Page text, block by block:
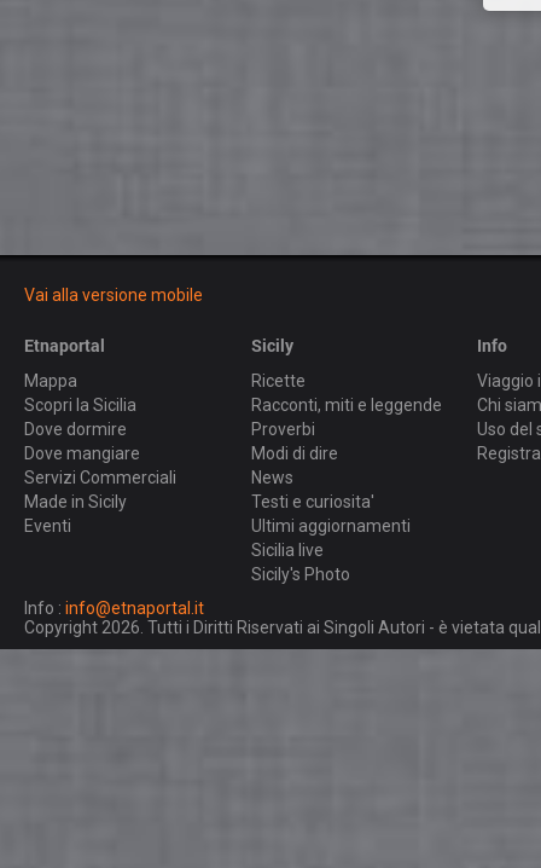
Vai alla versione mobile
Etnaportal
Mappa
Scopri la Sicilia
Dove dormire
Dove mangiare
Servizi Commerciali
Made in Sicily
Eventi
Sicily
Ricette
Racconti, miti e leggende
Proverbi
Modi di dire
News
Testi e curiosita'
Ultimi aggiornamenti
Sicilia live
Sicily's Photo
Info
Viaggio
Chi
Uso del
Info : info@etnaportal.it
Copyright 2026. Tutti i Diritti Riservati ai Singoli Autori - è vietata